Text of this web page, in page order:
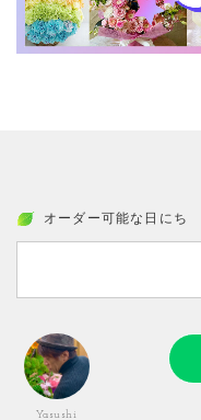
オーダー可能な日にち
Yasushi